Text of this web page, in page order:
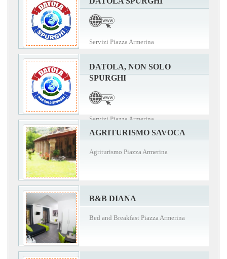
Servizi Piazza Armerina
DATOLA, NON SOLO
SPURGHI
Servizi Piazza Armerina
AGRITURISMO SAVOCA
Agriturismo Piazza Armerina
B&B DIANA
Bed and Breakfast Piazza Armerina